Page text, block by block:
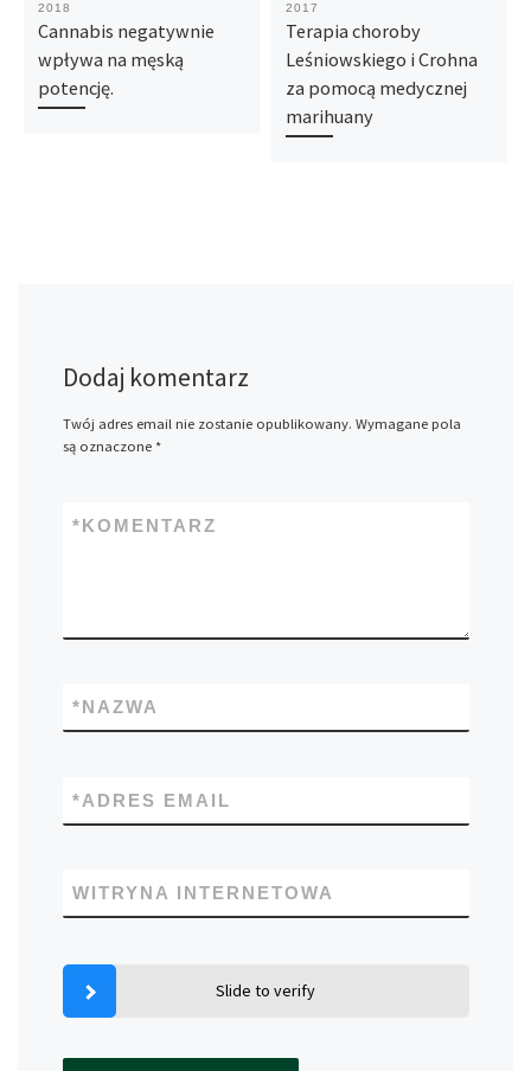
2018
Cannabis negatywnie
wpływa na męską
potencję.
2017
Terapia choroby
Leśniowskiego i Crohna
za pomocą medycznej
marihuany
Dodaj komentarz
Twój adres email nie zostanie opublikowany. Wymagane pola
są oznaczone *
KOMENTARZ
*
NAZWA
*
ADRES EMAIL
*
WITRYNA INTERNETOWA
Slide to verify